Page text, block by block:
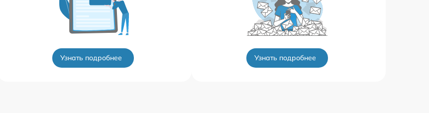
Узнать подробнее Узнать подробнее